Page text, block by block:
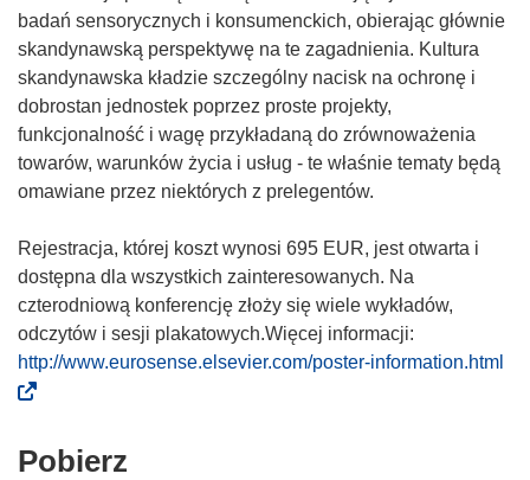
badań sensorycznych i konsumenckich, obierając głównie
skandynawską perspektywę na te zagadnienia. Kultura
skandynawska kładzie szczególny nacisk na ochronę i
dobrostan jednostek poprzez proste projekty,
funkcjonalność i wagę przykładaną do zrównoważenia
towarów, warunków życia i usług - te właśnie tematy będą
omawiane przez niektórych z prelegentów.
Rejestracja, której koszt wynosi 695 EUR, jest otwarta i
dostępna dla wszystkich zainteresowanych. Na
czterodniową konferencję złoży się wiele wykładów,
odczytów i sesji plakatowych.Więcej informacji:
http://www.eurosense.elsevier.com/poster-information.html
Pobierz